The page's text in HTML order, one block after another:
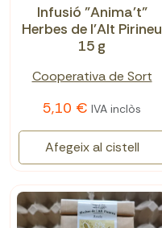
Infusió "Anima't"
Herbes de l'Alt Pirineu
15 g
Cooperativa de Sort
5,10 € IVA inclòs
Afegeix al cistell